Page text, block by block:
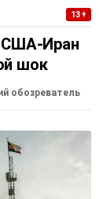
13+
США-Иран
шок
обозреватель